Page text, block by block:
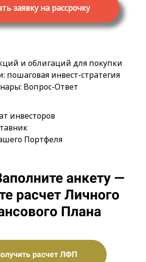
заявку на рассрочку
и облигаций для покупки
пошаговая инвест-стратегия
Вопрос-Ответ
инвесторов
Портфеля
анкету —
расчет Личного
Плана
расчет ЛФП